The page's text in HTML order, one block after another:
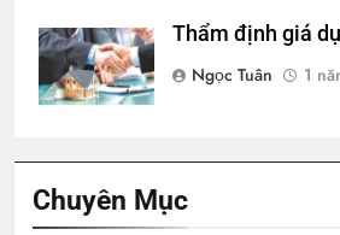
Thẩm định giá
Ngọc Tuân
1
Chuyên Mục